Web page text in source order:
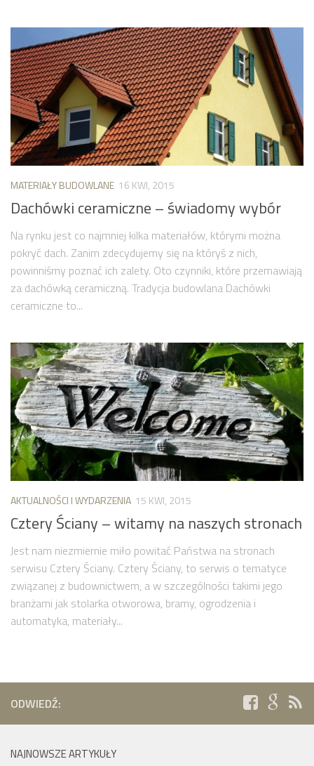
MATERIAŁY BUDOWLANE 16 KWI, 2015
Dachówki ceramiczne – świadomy wybór
Na rynku jest co najmniej kilka materiałów, którymi można
pokryć dach. Zanim zdecydujemy się na któryś z nich,
powinniśmy poznać ich zalety. Oto czynniki, które przemawiają
za dachówką ceramiczną. Tradycja budowlana Dachówki
ceramiczne to...
AKTUALNOŚCI I WYDARZENIA 15 KWI, 2015
Cztery Ściany – witamy na naszych stronach
Jest nam niezmiernie miło powitać Państwa na stronach
serwisu Cztery Ściany. Cztery Ściany, to serwis o tematyce
związanej z budownictwem, a w szczególności takimi jego
branżami jak stolarka otworowa, bramy, ogrodzenia i
automatyka, materiały...
ODWIEDŹ:
NAJNOWSZE ARTYKUŁY